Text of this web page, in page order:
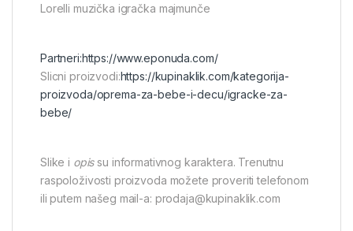
Lorelli muzička igračka majmunče
Partneri:https://www.eponuda.com/
Slicni proizvodi:https://kupinaklik.com/kategorija-
proizvoda/oprema-za-bebe-i-decu/igracke-za-
bebe/
Slike i opissu informativnog karaktera. Trenutnu
raspoloživosti proizvoda možete proveriti telefonom
ili putem našeg mail-a: prodaja@kupinaklik.com